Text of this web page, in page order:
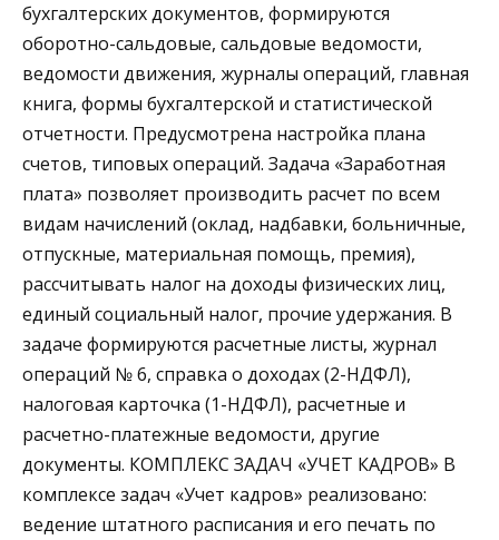
бухгалтерских документов, формируются
оборотно-сальдовые, сальдовые ведомости,
ведомости движения, журналы операций, главная
книга, формы бухгалтерской и статистической
отчетности. Предусмотрена настройка плана
счетов, типовых операций. Задача «Заработная
плата» позволяет производить расчет по всем
видам начислений (оклад, надбавки, больничные,
отпускные, материальная помощь, премия),
рассчитывать налог на доходы физических лиц,
единый социальный налог, прочие удержания. В
задаче формируются расчетные листы, журнал
операций № 6, справка о доходах (2-НДФЛ),
налоговая карточка (1-НДФЛ), расчетные и
расчетно-платежные ведомости, другие
документы. КОМПЛЕКС ЗАДАЧ «УЧЕТ КАДРОВ» В
комплексе задач «Учет кадров» реализовано:
ведение штатного расписания и его печать по